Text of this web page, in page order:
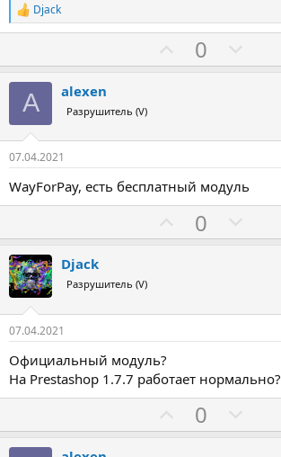
Р
е
и
Djack
а
0
р
и
A alexen
Разрушитель (V)
07.04.2021
WayForPay, есть бесплатный модуль
а
0
р
и
Djack
Разрушитель (V)
07.04.2021
Официальный модуль?
На Prestashop 1.7.7 работает нормально?
а
0
р